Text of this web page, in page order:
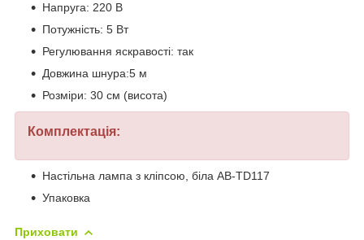
Напруга: 220 В
Потужність: 5 Вт
Регулювання яскравості: так
Довжина шнура:5 м
Розміри: 30 см (висота)
Комплектація:
Настільна лампа з кліпсою, біла AB-TD117
Упаковка
Приховати